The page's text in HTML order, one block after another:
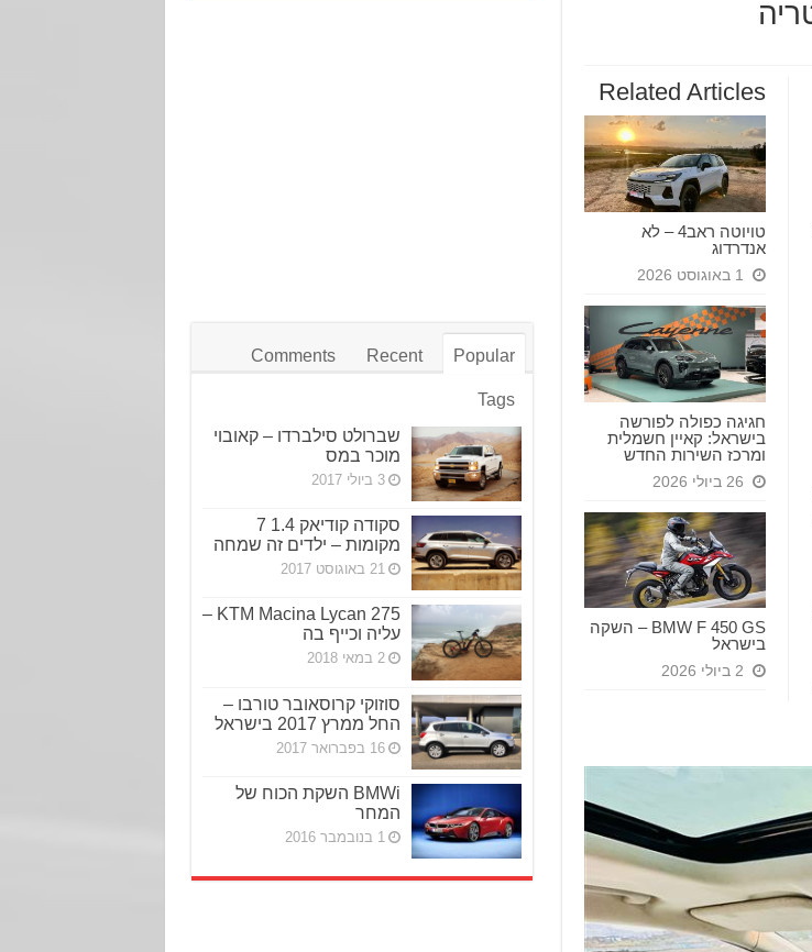
Related Articles
טויוטה ראב4 – לא
אנדרדוג
1 באוגוסט 2026
חגיגה כפולה לפורשה
בישראל: קאיין חשמלית
ומרכז השירות החדש
26 ביולי 2026
BMW F 450 GS – השקה
בישראל
2 ביולי 2026
Popular
Recent
Comments
Tags
שברולט סילברדו – קאובוי
מוכר במס
3 ביולי 2017
סקודה קודיאק 1.4 7
מקומות – ילדים זה שמחה
21 באוגוסט 2017
KTM Macina Lycan 275 –
עליה וכייף בה
2 במאי 2018
סוזוקי קרוסאובר טורבו –
החל ממרץ 2017 בישראל
16 בפברואר 2017
BMWi השקת הכוח של
המחר
1 בנובמבר 2016